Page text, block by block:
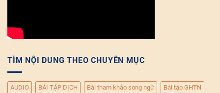
TÌM NỘI DUNG THEO CHUYÊN MỤC
AUDIO BÀI TẬP DỊCH Bài tham khảo song ngữ Bài tập GHTN